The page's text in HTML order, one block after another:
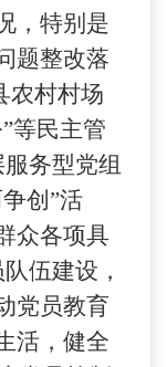
，特别是
题整改落
农村村场
等民主管
务型党组
创”活
众各项具
伍建设，
党员教育
活，健全